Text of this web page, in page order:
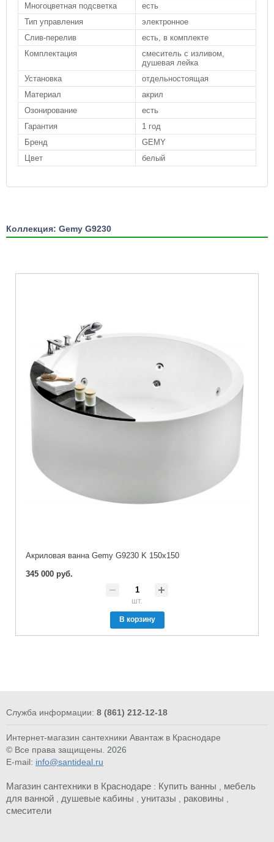
Многоцветная подсветка
есть
Тип управления
электронное
Слив-перелив
есть, в комплекте
Комплектация
смеситель с изливом,
душевая лейка
Установка
отдельностоящая
Материал
акрил
Озонирование
есть
Гарантия
1 год
Бренд
GEMY
Цвет
белый
Коллекция: Gemy G9230
Акриловая ванна Gemy G9230 K 150x150
345 000 руб.
шт.
В корзину
Служба информации: 8 (861) 212-12-18
Интернет-магазин сантехники Авантаж в Краснодаре
© Все права защищены. 2026
E-mail: info@santideal.ru
Магазин сантехники в Краснодаре : Купить ванны
мебель
для ванной
душевые кабины унитазы раковины
смесители